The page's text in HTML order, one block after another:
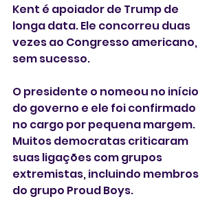
Kent é apoiador de Trump de
longa data. Ele concorreu duas
vezes ao Congresso americano,
sem sucesso.
O presidente o nomeou no início
do governo e ele foi confirmado
no cargo por pequena margem.
Muitos democratas criticaram
suas ligações com grupos
extremistas, incluindo membros
do grupo Proud Boys.